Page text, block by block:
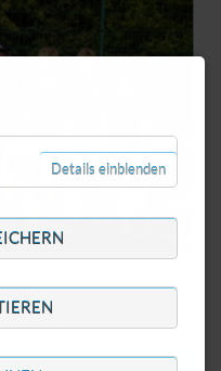
Details einblenden